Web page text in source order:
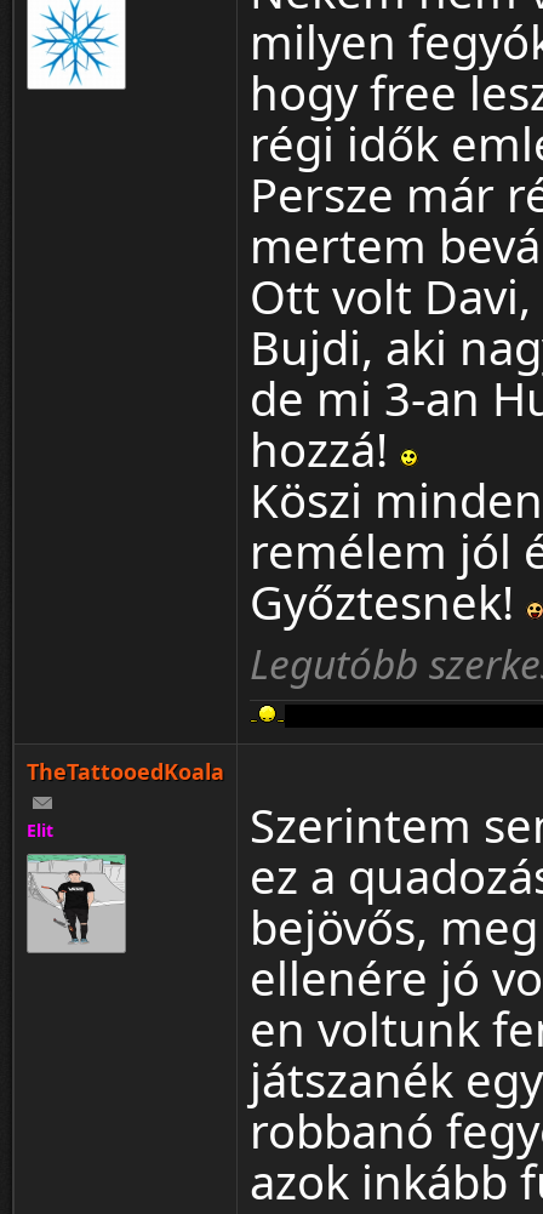
milyen
hogy free
régi idők
Persze már
mertem
Ott volt
Bujdi, aki
de mi 3-an
hozzá!
Köszi
remélem jól
Győztesnek!
Legutóbb
TheTattooedKoala
Elit
Szerintem
ez a
bejövős,
ellenére jó
en voltunk
játszanék
robbanó
azok inkább